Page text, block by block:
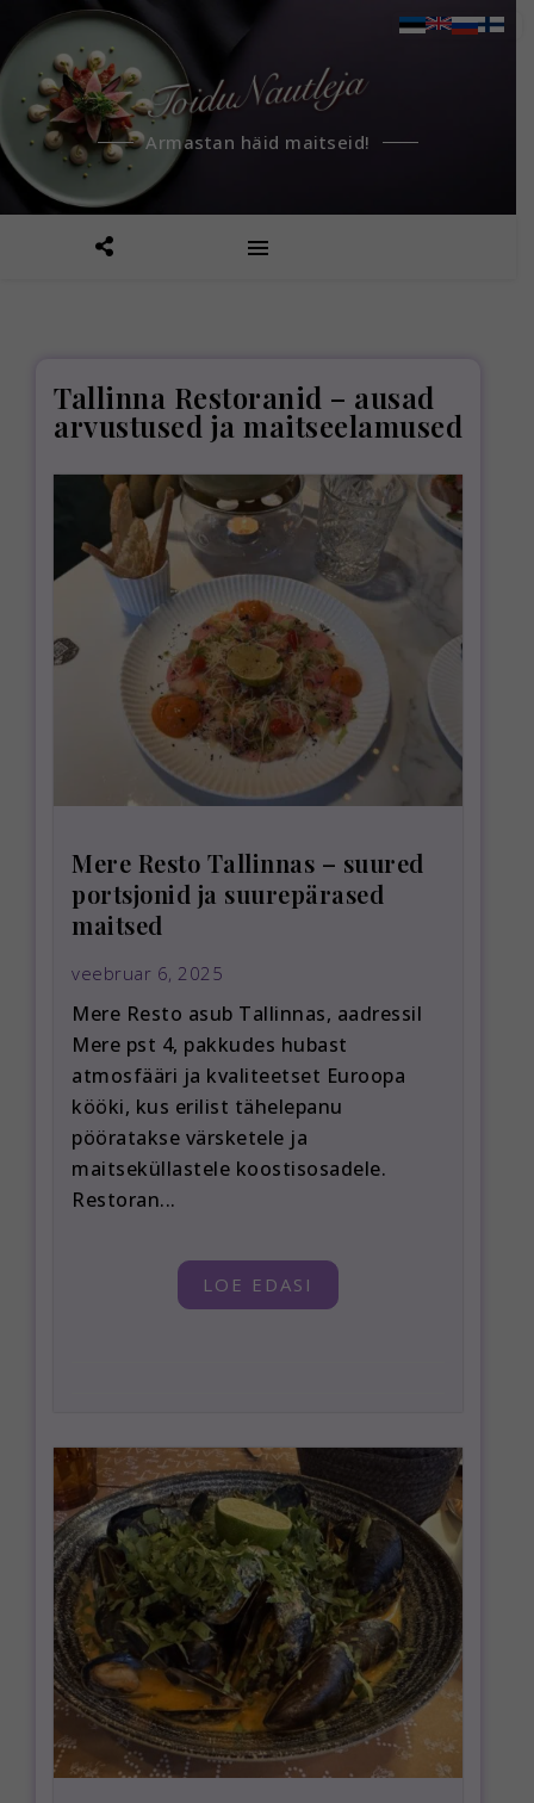
Armastan häid maitseid!
Tallinna Restoranid – ausad
arvustused ja maitseelamused
Mere Resto Tallinnas – suured
portsjonid ja suurepärased
maitsed
veebruar 6, 2025
Mere Resto asub Tallinnas, aadressil
Mere pst 4, pakkudes hubast
atmosfääri ja kvaliteetset Euroopa
kööki, kus erilist tähelepanu
pööratakse värsketele ja
maitseküllastele koostisosadele.
Restoran...
LOE EDASI